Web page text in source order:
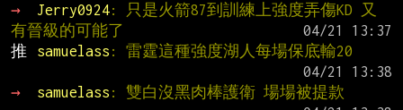
→
Jerry0924: 只是火箭87到訓練上強度弄傷KD 又
有晉級的可能了
推
samuelass : 雷霆這種強度湖人每場保底輸20
→
samuelass : 雙白沒黑肉棒護衛 場場被提款